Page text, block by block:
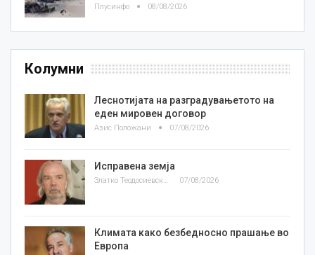
Плусинфо 08/08/2026
Колумни
Леснотијата на разградувањетото на
еден мировен договор
Азис Положани 07/08/2026
Исправена земја
Златко Теодосиевски 07/08/2026
Климата како безбедносно прашање во
Европа